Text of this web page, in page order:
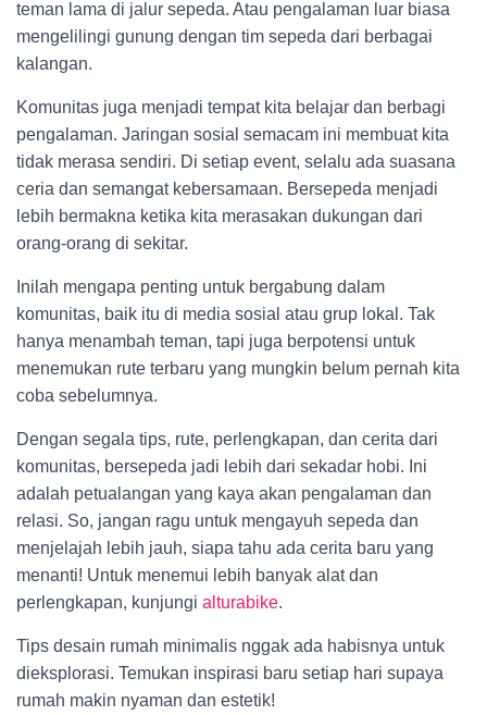
teman lama di jalur sepeda. Atau pengalaman luar biasa
mengelilingi gunung dengan tim sepeda dari berbagai
kalangan.
Komunitas juga menjadi tempat kita belajar dan berbagi
pengalaman. Jaringan sosial semacam ini membuat kita
tidak merasa sendiri. Di setiap event, selalu ada suasana
ceria dan semangat kebersamaan. Bersepeda menjadi
lebih bermakna ketika kita merasakan dukungan dari
orang-orang di sekitar.
Inilah mengapa penting untuk bergabung dalam
komunitas, baik itu di media sosial atau grup lokal. Tak
hanya menambah teman, tapi juga berpotensi untuk
menemukan rute terbaru yang mungkin belum pernah kita
coba sebelumnya.
Dengan segala tips, rute, perlengkapan, dan cerita dari
komunitas, bersepeda jadi lebih dari sekadar hobi. Ini
adalah petualangan yang kaya akan pengalaman dan
relasi. So, jangan ragu untuk mengayuh sepeda dan
menjelajah lebih jauh, siapa tahu ada cerita baru yang
menanti! Untuk menemui lebih banyak alat dan
perlengkapan, kunjungi alturabike.
Tips desain rumah minimalis nggak ada habisnya untuk
dieksplorasi. Temukan inspirasi baru setiap hari supaya
rumah makin nyaman dan estetik!